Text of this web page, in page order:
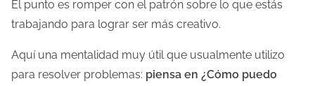
El punto es romper con el patrón sobre lo que estás
trabajando para lograr ser más creativo.
Aquí una mentalidad muy útil que usualmente utilizo
para resolver problemas: piensa en ¿Cómo puedo